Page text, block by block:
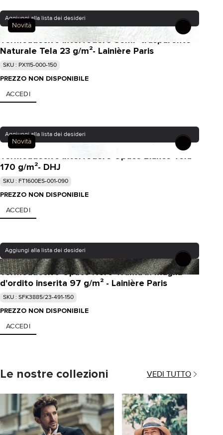
Novità
Aggiungi alla lista dei desideri
Termoadesivo interfodere Semi- trasparente
Naturale Tela 23 g/m²- Lainière Paris
SKU : PX115-000-150
PREZZO NON DISPONIBILE
ACCEDI
Novità
Aggiungi alla lista dei desideri
Termoadesivo interfodere Opaco Bianco Tela
170 g/m²- DHJ
SKU : FT1600ES-001-090
PREZZO NON DISPONIBILE
ACCEDI
Aggiungi alla lista dei desideri
Termoadesivo Opaco Nero Trama in maglia
d'ordito inserita 97 g/m² - Lainière Paris
SKU : SFK3885/23-491-150
PREZZO NON DISPONIBILE
ACCEDI
Le nostre collezioni VEDI TUTTO